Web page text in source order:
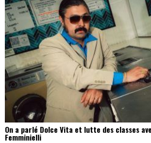
On a parlé Dolce Vita et lutte des classes
Femminielli